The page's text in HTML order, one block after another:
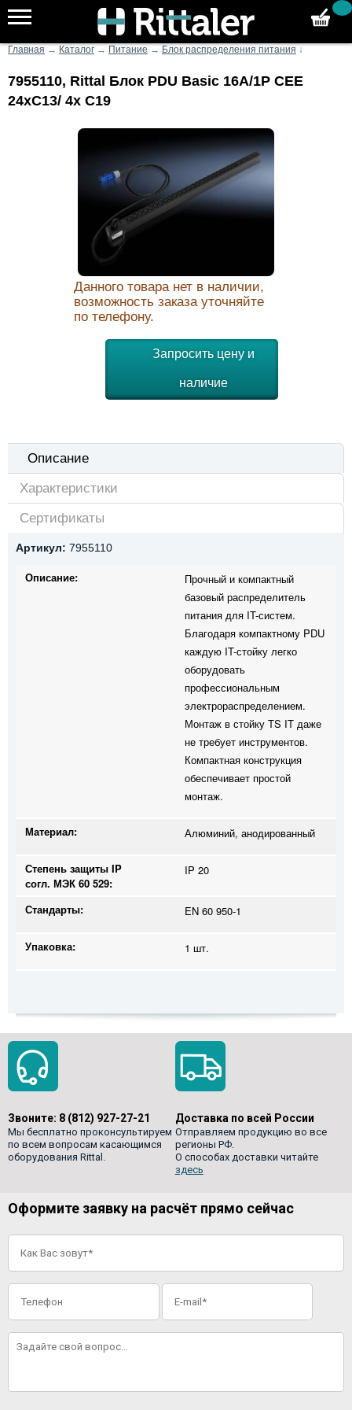
Главная → Каталог → Питание → Блок распределения питания ↓
7955110, Rittal Блок PDU Basic 16A/1P CEE
24xC13/ 4x C19
Данного товара нет в наличии,
возможность заказа уточняйте
по телефону.
Запросить цену и
наличие
Описание
Характеристики
Сертификаты
Артикул: 7955110
Описание:
Прочный и компактный
базовый распределитель
питания для IT-систем.
Благодаря компактному PDU
каждую IT-стойку легко
оборудовать
профессиональным
электрораспределением.
Монтаж в стойку TS IT даже
не требует инструментов.
Компактная конструкция
обеспечивает простой
монтаж.
Материал: Алюминий, анодированный
Степень защиты IP
согл. МЭК 60 529:
IP 20
Стандарты: EN 60 950-1
Упаковка: 1 шт.
Звоните: 8 (812) 927-27-21
Мы бесплатно проконсультируем
по всем вопросам касающимся
оборудования Rittal.
Доставка по всей России
Отправляем продукцию во все
регионы РФ.
О способах доставки читайте
здесь
Оформите заявку на расчёт прямо сейчас